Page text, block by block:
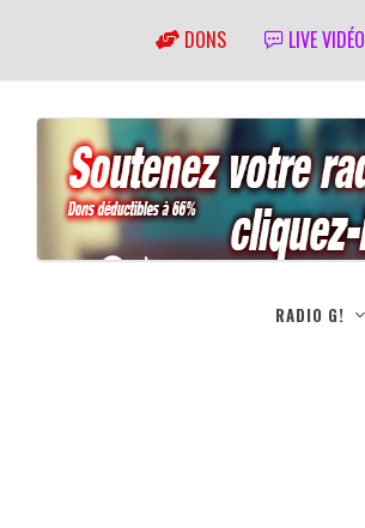
DONS LIVE VIDÉO
RADIO G!